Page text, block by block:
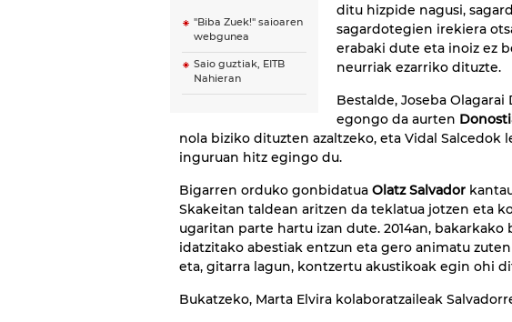
"Biba Zuek!" saioaren
webgunea
Saio guztiak, EITB
Nahieran
ditu hizpide nagusi,
sagardotegien irekiera
erabaki dute eta inoiz ez
neurriak ezarriko dituzte.
Bestalde, Joseba
egongo da aurten
nola biziko dituzten azaltzeko, eta Vidal Salcedok
inguruan hitz egingo du.
Bigarren orduko gonbidatua Olatz Salvador
Skakeitan taldean aritzen da teklatua jotzen eta
ugaritan parte hartu izan dute. 2014an,
idatzitako abestiak entzun eta gero animatu
eta, gitarra lagun, kontzertu akustikoak egin ohi
Bukatzeko, Marta Elvira kolaboratzaileak